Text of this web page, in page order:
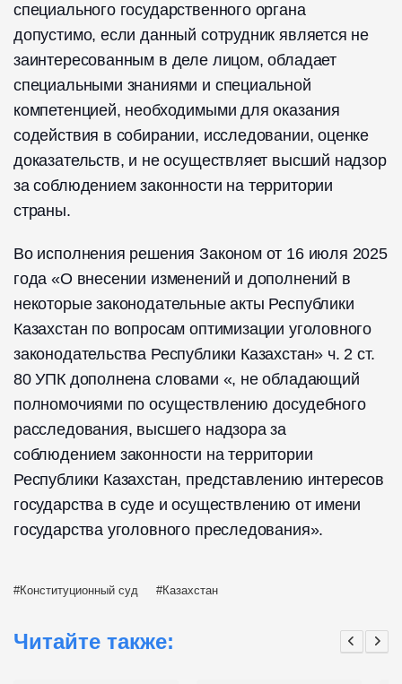
специального государственного органа
допустимо, если данный сотрудник является не
заинтересованным в деле лицом, обладает
специальными знаниями и специальной
компетенцией, необходимыми для оказания
содействия в собирании, исследовании, оценке
доказательств, и не осуществляет высший надзор
за соблюдением законности на территории
страны.
Во исполнения решения Законом от 16 июля 2025
года «О внесении изменений и дополнений в
некоторые законодательные акты Республики
Казахстан по вопросам оптимизации уголовного
законодательства Республики Казахстан» ч. 2 ст.
80 УПК дополнена словами «, не обладающий
полномочиями по осуществлению досудебного
расследования, высшего надзора за
соблюдением законности на территории
Республики Казахстан, представлению интересов
государства в суде и осуществлению от имени
государства уголовного преследования».
Конституционный суд Казахстан
Читайте также: